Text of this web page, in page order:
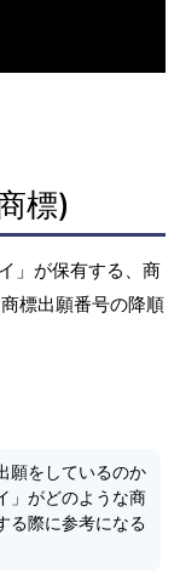
標)
」が保有する、商
標出願番号の降順
願をしているのか
」がどのような商
る際に参考になる